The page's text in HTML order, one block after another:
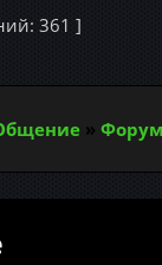
361 ]
»